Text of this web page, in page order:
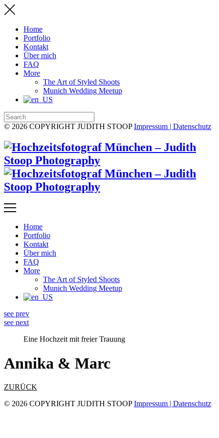
Home
Portfolio
Kontakt
Über mich
FAQ
More
The Art of Styled Shoots
Munich Wedding Meetup
© 2026 COPYRIGHT JUDITH STOOPImpressum | Datenschutz
Home
Portfolio
Kontakt
Über mich
FAQ
More
The Art of Styled Shoots
Munich Wedding Meetup
see prev
see next
Eine Hochzeit mit freier Trauung
Annika & Marc
ZURÜCK
© 2026 COPYRIGHT JUDITH STOOPImpressum | Datenschutz